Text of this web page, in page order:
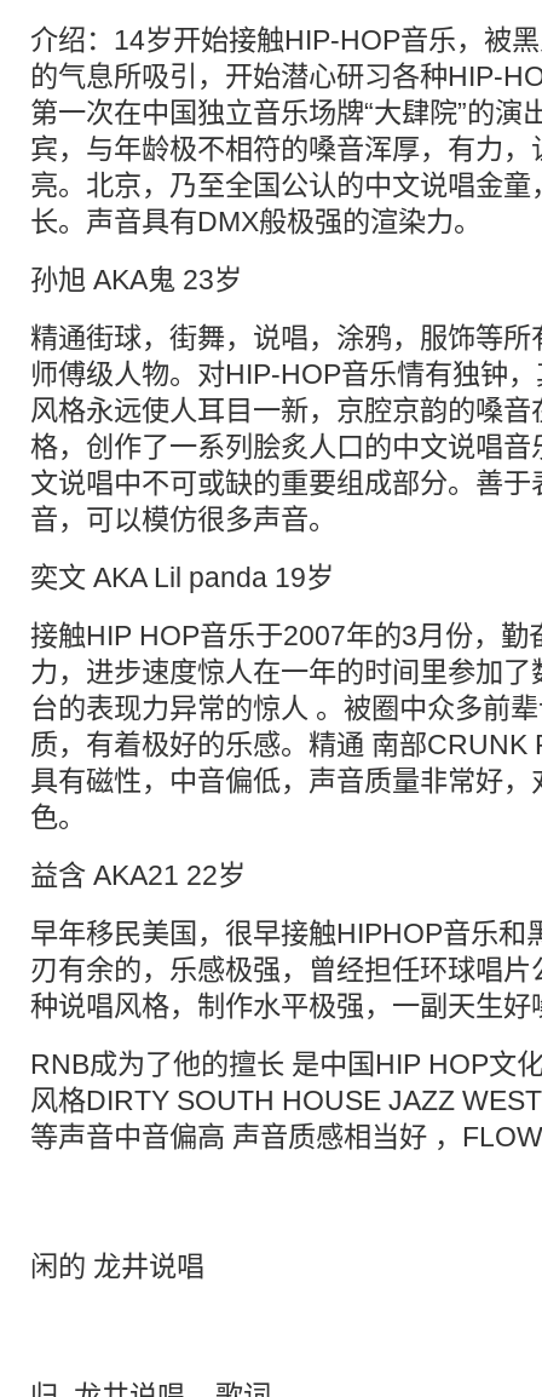
介绍：14岁开始接触HIP-HOP音乐，被
的气息所吸引，开始潜心研习各种HIP-
第一次在中国独立音乐场牌“大肆院”的演
宾，与年龄极不相符的嗓音浑厚，有力
亮。北京，乃至全国公认的中文说唱金童
长。声音具有DMX般极强的渲染力。
孙旭 AKA鬼 23岁
精通街球，街舞，说唱，涂鸦，服饰等
师傅级人物。对HIP-HOP音乐情有独钟
风格永远使人耳目一新，京腔京韵的嗓
格，创作了一系列脍炙人口的中文说唱
文说唱中不可或缺的重要组成部分。善
音，可以模仿很多声音。
奕文 AKA Lil panda 19岁
接触HIP HOP音乐于2007年的3月份，勤
力，进步速度惊人在一年的时间里参加
台的表现力异常的惊人 。被圈中众多前
质，有着极好的乐感。精通 南部CRUNK
具有磁性，中音偏低，声音质量非常好
色。
益含 AKA21 22岁
早年移民美国，很早接触HIPHOP音乐和
刃有余的，乐感极强，曾经担任环球唱
种说唱风格，制作水平极强，一副天生好
RNB成为了他的擅长 是中国HIP HOP文
风格DIRTY SOUTH HOUSE JAZZ
等声音中音偏高 声音质感相当好 ，
闲的 龙井说唱